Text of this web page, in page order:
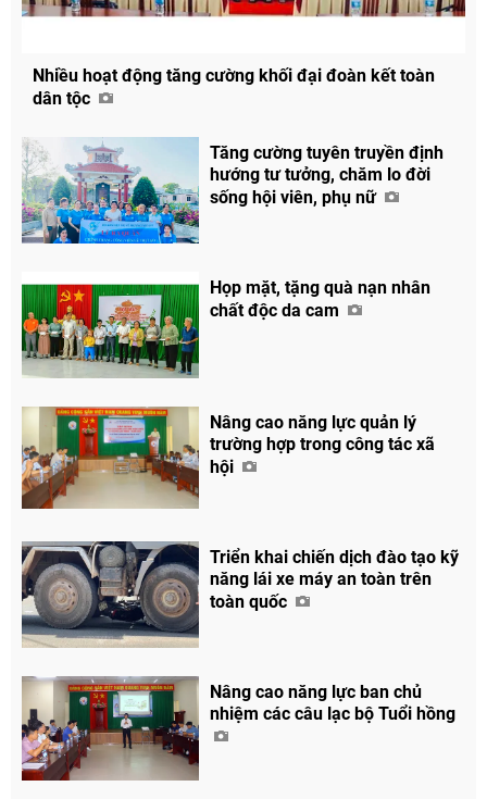
Chia sẻ
Nhiều hoạt động tăng cường khối đại đoàn kết toàn
dân tộc
Tăng cường tuyên truyền định
hướng tư tưởng, chăm lo đời
sống hội viên, phụ nữ
Họp mặt, tặng quà nạn nhân
chất độc da cam
Nâng cao năng lực quản lý
trường hợp trong công tác xã
hội
Triển khai chiến dịch đào tạo kỹ
năng lái xe máy an toàn trên
toàn quốc
Nâng cao năng lực ban chủ
nhiệm các câu lạc bộ Tuổi hồng